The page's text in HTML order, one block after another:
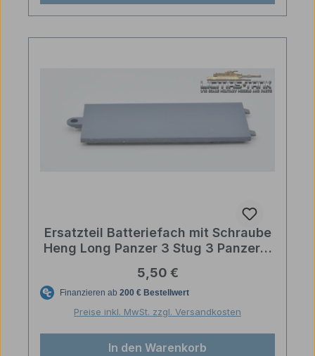
Ersatzteil Batteriefach mit Schraube
Heng Long Panzer 3 Stug 3 Panzer 4
Regulärer Preis:
5,50 €
Preise inkl. MwSt. zzgl. Versandkosten
In den Warenkorb